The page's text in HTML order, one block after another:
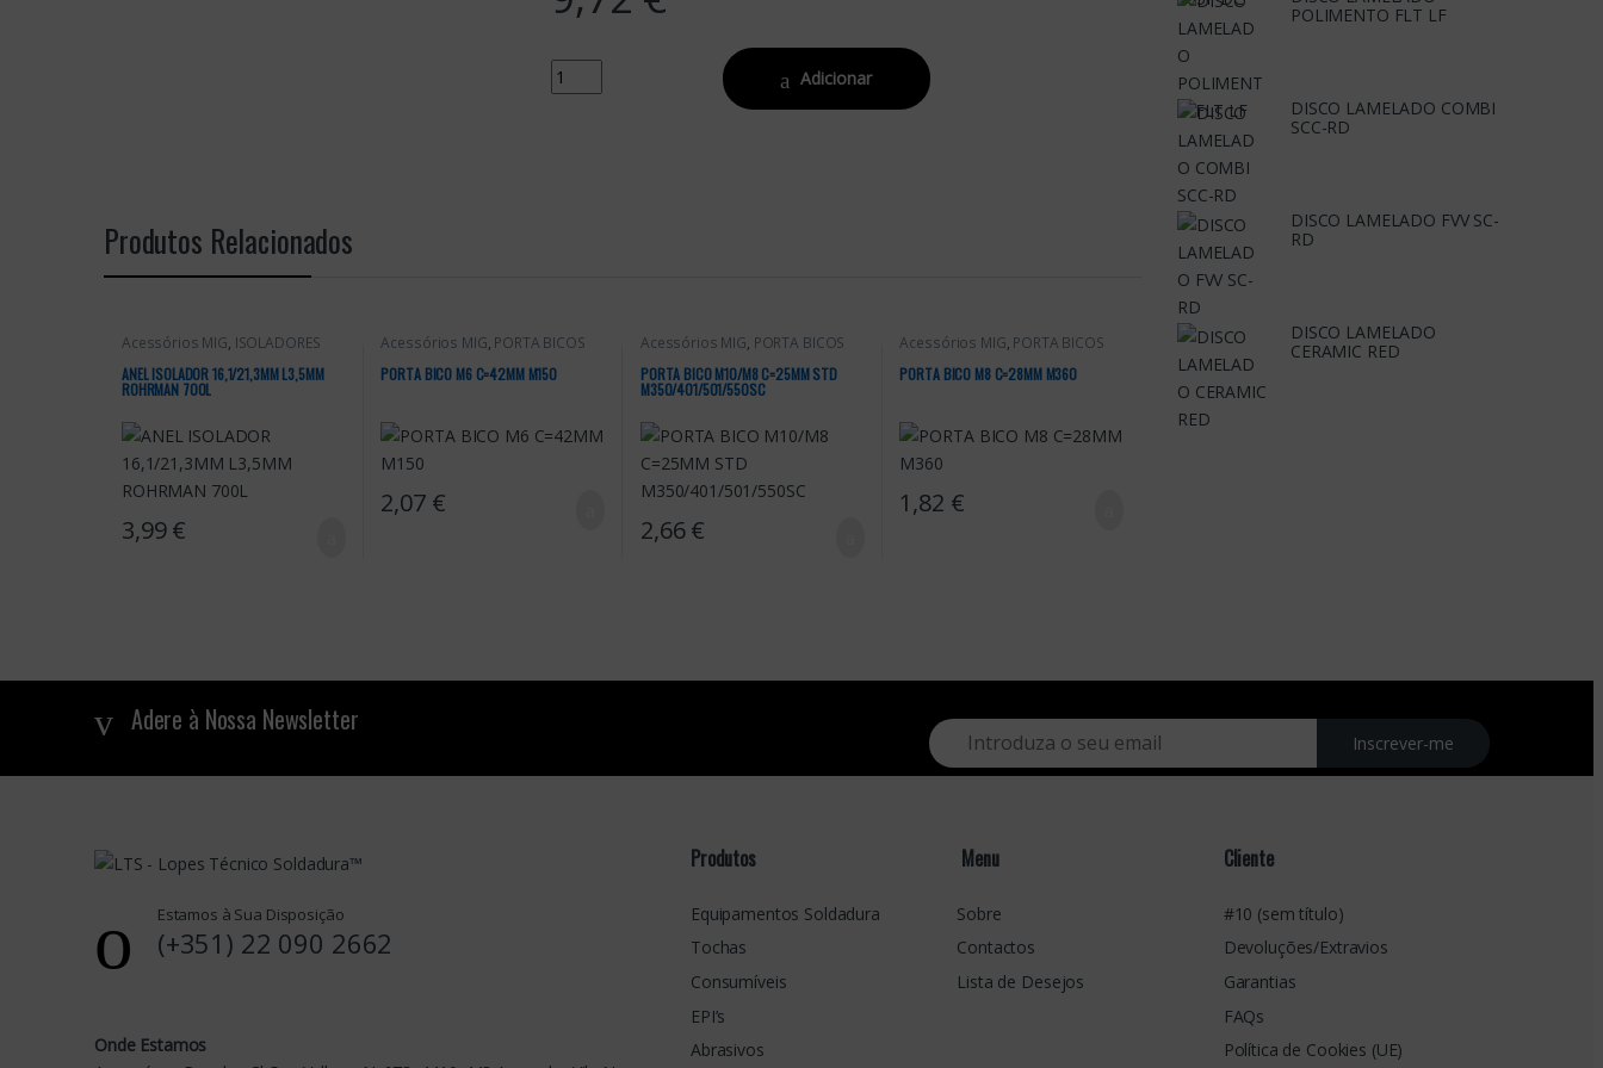
Quantity Adicionar
Produtos Relacionados
Acessórios MIG, ISOLADORES
ANEL ISOLADOR 16,1/21,3MM L3,5MM
ROHRMAN 700L
3,99€
Acessórios MIG, PORTA BICOS
PORTA BICO M6 C=42MM M150
2,07 €
Acessórios MIG, PORTA BICOS
PORTA BICO M10/M8 C=25MM STD
M350/401/501/550SC
2,66€
Acessórios MIG, PORTA BICOS
PORTA BICO M8 C=28MM M360
1,82 €
POLIMENTO FLT LF
DISCO LAMELADO COMBI
SCC-RD
DISCO LAMELADO FVV SC-
RD
DISCO LAMELADO
CERAMIC RED
Adere à Nossa Newsletter
E
m
a
Inscrever-me
Estamos à Sua Disposição
(+351) 22 090 2662
Onde Estamos
Produtos
Equipamentos Soldadura
Tochas
Consumíveis
EPI’s
Abrasivos
Menu
Sobre
Contactos
Lista de Desejos
Cliente
#10 (sem título)
Devoluções/Extravios
Garantias
FAQs
Política de Cookies (UE)